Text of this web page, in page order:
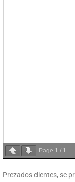
Page 1 / 1
Prezados clientes, se